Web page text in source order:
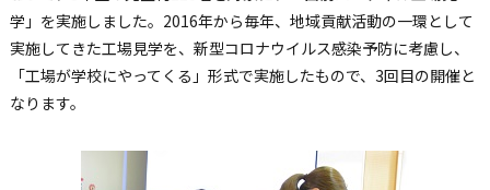
学」を実施しました。2016年から毎年、地域貢献活動の一環として
実施してきた工場見学を、新型コロナウイルス感染予防に考慮し、
「工場が学校にやってくる」形式で実施したもので、3回目の開催と
なります。